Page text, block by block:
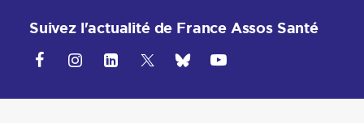
Suivez l'actualité de France Assos Santé